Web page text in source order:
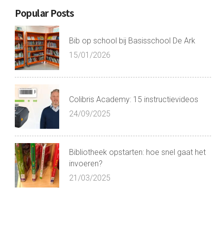
Popular Posts
Bib op school bij Basisschool De Ark
15/01/2026
Colibris Academy: 15 instructievideos
24/09/2025
Bibliotheek opstarten: hoe snel gaat het
invoeren?
21/03/2025